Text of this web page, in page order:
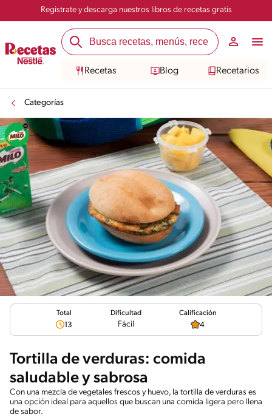
Registrate y descarga nuestros libros de recetas gratis
Recetas Blog Recetarios
Categorías
Total
13
Dificultad
Fácil
Calificación
4
Tortilla de verduras: comida
saludable y sabrosa
Con una mezcla de vegetales frescos y huevo, la tortilla de verduras es
una opción ideal para aquellos que buscan una comida ligera pero llena
de sabor.